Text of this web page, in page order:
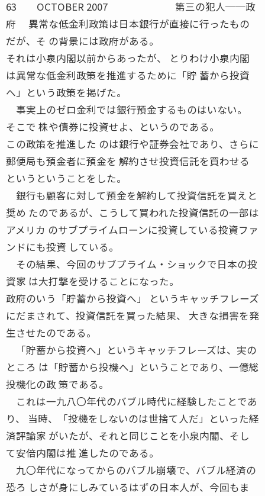
63 OCTOBER 2007 第三の犯人──政
府 異常な低金利政策は日本銀行が直接に行ったもの
だが、そ の背景には政府がある。
それは小泉内閣以前からあったが、 とりわけ小泉内閣
は異常な低金利政策を推進するために「貯 蓄から投資
へ」という政策を掲げた。
事実上のゼロ金利では銀行預金するものはいない。
そこで 株や債券に投資せよ、というのである。
この政策を推進した のは銀行や証券会社であり、さらに
郵便局も預金者に預金を 解約させ投資信託を買わせる
というということをした。
銀行も顧客に対して預金を解約して投資信託を買えと
奨め たのであるが、こうして買われた投資信託の一部は
アメリカ のサブプライムローンに投資している投資ファ
ンドにも投資 している。
その結果、今回のサブプライム・ショックで日本の投
資家 は大打撃を受けることになった。
政府のいう「貯蓄から投資へ」 というキャッチフレーズ
にだまされて、投資信託を買った結果、 大きな損害を発
生させたのである。
「貯蓄から投資へ」というキャッチフレーズは、実の
ところ は「貯蓄から投機へ」ということであり、一億総
投機化の政 策である。
これは一九八〇年代のバブル時代に経験したことであ
り、 当時、「投機をしないのは世捨て人だ」といった経
済評論家 がいたが、それと同じことを小泉内閣、そし
て安倍内閣は推 進したのである。
九〇年代になってからのバブル崩壊で、バブル経済の
恐ろ しさが身にしみているはずの日本人が、今回もま